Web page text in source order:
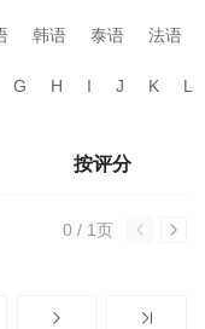
韩语 泰语 法语
G H I J K L
按评分
0 / 1页